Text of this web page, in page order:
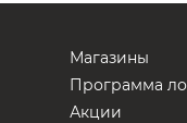
Магазины
Программа
Акции